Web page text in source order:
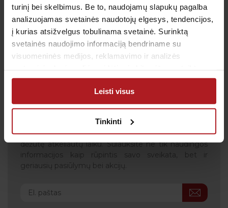
turinį bei skelbimus. Be to, naudojamų slapukų pagalba
analizuojamas svetainės naudotojų elgesys, tendencijos,
į kurias atsižvelgus tobulinama svetainė. Surinktą
svetainės naudojimo informaciją bendriname su
visuomeninės medijos, reklamavimo ir analizės
arba naudojant paslaugas surinktos informacijos.
Leisti visus
Tinkinti
Visos naujienos
Gauk naujienas pirmas
Kas kiek laiko būtina profilaktiškai tikrintis sveikatą?
Kada metas skiepytis nuo gripo? Prenumeruokite
naujienlaiškį, kad svarbiausi priminimai į Jūsų pašto
dėžutę atkeliautų laiku. Sulauksite ne tik naudingos
informacijos kaip rūpintis savo sveikata, bet ir
geriausių pasiūlymų bei akcijų.